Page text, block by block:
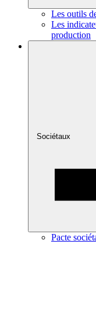
Les outils
Les
production
Sociétaux
Pacte